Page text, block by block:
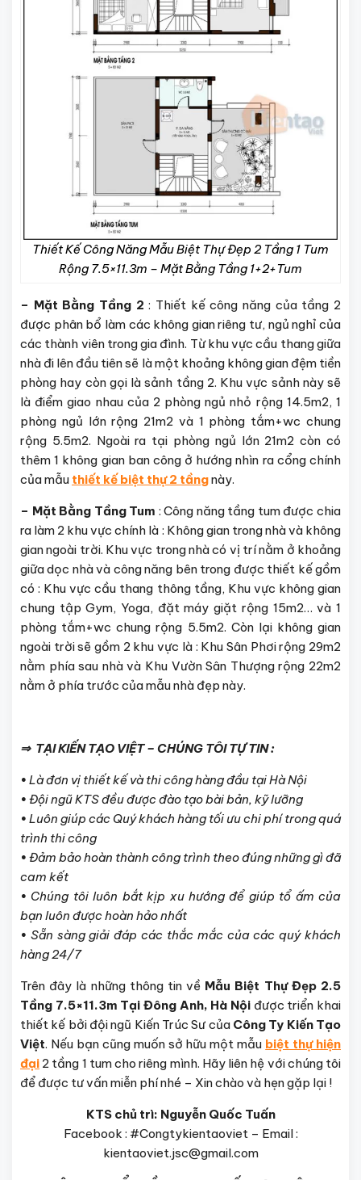
Thiết Kế Công Năng Mẫu Biệt Thự Đẹp 2 Tầng 1 Tum
Rộng 7.5×11.3m – Mặt Bằng Tầng 1+2+Tum
– Mặt Bằng Tầng 2 : Thiết kế công năng của tầng 2
được phân bổ làm các không gian riêng tư, ngủ nghỉ của
các thành viên trong gia đình. Từ khu vực cầu thang giữa
nhà đi lên đầu tiên sẽ là một khoảng không gian đệm tiền
phòng hay còn gọi là sảnh tầng 2. Khu vực sảnh này sẽ
là điểm giao nhau của 2 phòng ngủ nhỏ rộng 14.5m2, 1
phòng ngủ lớn rộng 21m2 và 1 phòng tắm+wc chung
rộng 5.5m2. Ngoài ra tại phòng ngủ lớn 21m2 còn có
thêm 1 không gian ban công ở hướng nhìn ra cổng chính
của mẫu thiết kế biệt thự 2 tầngnày.
– Mặt Bằng Tầng Tum : Công năng tầng tum được chia
ra làm 2 khu vực chính là : Không gian trong nhà và không
gian ngoài trời. Khu vực trong nhà có vị trí nằm ở khoảng
giữa dọc nhà và công năng bên trong được thiết kế gồm
có : Khu vực cầu thang thông tầng, Khu vực không gian
chung tập Gym, Yoga, đặt máy giặt rộng 15m2… và 1
phòng tắm+wc chung rộng 5.5m2. Còn lại không gian
ngoài trời sẽ gồm 2 khu vực là : Khu Sân Phơi rộng 29m2
nằm phía sau nhà và Khu Vườn Sân Thượng rộng 22m2
nằm ở phía trước của mẫu nhà đẹp này.
⇒ TẠI KIẾN TẠO VIỆT – CHÚNG TÔI TỰ TIN :
• Là đơn vị thiết kế và thi công hàng đầu tại Hà Nội
• Đội ngũ KTS đều được đào tạo bài bản, kỹ lưỡng
• Luôn giúp các Quý khách hàng tối ưu chi phí trong quá
trình thi công
• Đảm bảo hoàn thành công trình theo đúng những gì đã
cam kết
• Chúng tôi luôn bắt kịp xu hướng để giúp tổ ấm của
bạn luôn được hoàn hảo nhất
• Sẵn sàng giải đáp các thắc mắc của các quý khách
hàng 24/7
Trên đây là những thông tin về Mẫu Biệt Thự Đẹp 2.5
Tầng 7.5×11.3m Tại Đông Anh, Hà Nội được triển khai
thiết kế bởi đội ngũ Kiến Trúc Sư củaCông Ty Kiến Tạo
Việt. Nếu bạn cũng muốn sở hữu một mẫu biệt thự hiện
đại 2 tầng 1 tum cho riêng mình. Hãy liên hệ với chúng tôi
để được tư vấn miễn phí nhé – Xin chào và hẹn gặp lại !
KTS chủ trì: Nguyễn Quốc Tuấn
Facebook : #Congtykientaoviet – Email :
kientaoviet.jsc@gmail.com